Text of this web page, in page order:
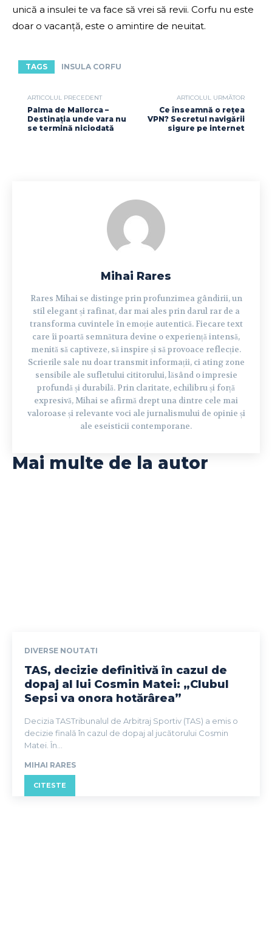
unică a insulei te va face să vrei să revii. Corfu nu este
doar o vacanță, este o amintire de neuitat.
TAGS INSULA CORFU
ARTICOLUL PRECEDENT
Palma de Mallorca –
Destinația unde vara nu
se termină niciodată
ARTICOLUL URMĂTOR
Ce înseamnă o rețea
VPN? Secretul navigării
sigure pe internet
Mihai Rares
Rares Mihai se distinge prin profunzimea gândirii, un
stil elegant și rafinat, dar mai ales prin darul rar de a
transforma cuvintele în emoție autentică. Fiecare text
care îi poartă semnătura devine o experiență intensă,
menită să captiveze, să inspire și să provoace reflecție.
Scrierile sale nu doar transmit informații, ci ating zone
sensibile ale sufletului cititorului, lăsând o impresie
profundă și durabilă. Prin claritate, echilibru și forță
expresivă, Mihai se afirmă drept una dintre cele mai
valoroase și relevante voci ale jurnalismului de opinie și
ale eseisticii contemporane.
Mai multe de la autor
DIVERSE NOUTATI
TAS, decizie definitivă în cazul de
dopaj al lui Cosmin Matei: „Clubul
Sepsi va onora hotărârea”
Decizia TASTribunalul de Arbitraj Sportiv (TAS) a emis o
decizie finală în cazul de dopaj al jucătorului Cosmin
Matei. În...
MIHAI RARES
CITESTE